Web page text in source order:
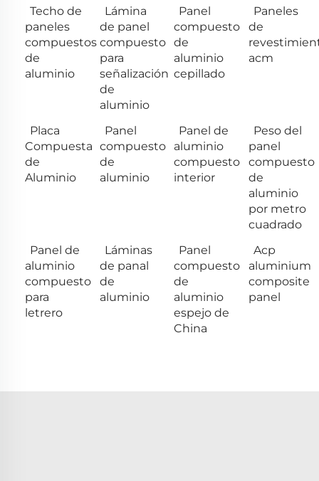
Techo de
paneles
compuestos
de
aluminio
Lámina
de panel
compuesto
para
señalización
de
aluminio
Panel
compuesto
de
aluminio
cepillado
Paneles
de
acm
Placa
Compuesta
de
Aluminio
Panel
compuesto
de
aluminio
Panel de
aluminio
compuesto
interior
Peso del
panel
compuesto
de
aluminio
por metro
cuadrado
Panel de
aluminio
compuesto
para
letrero
Láminas
de panal
de
aluminio
Panel
compuesto
de
aluminio
espejo de
China
Acp
aluminium
composite
panel